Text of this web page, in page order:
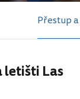
Přestup
letišti Las